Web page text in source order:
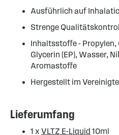
Ausführlich auf
Strenge
Inhaltsstoffe -
Glycerin (EP), Wasser,
Aromastoffe
Hergestellt im
Lieferumfang
1 x VLTZ E-Liquid 10ml